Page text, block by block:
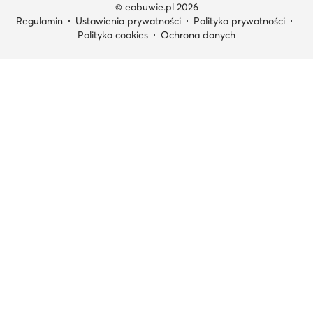
© eobuwie.pl 2026
Regulamin
Ustawienia prywatności
Polityka prywatności
Polityka cookies
Ochrona danych